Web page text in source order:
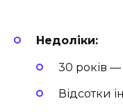
Недоліки:
30 років —
Відсотки